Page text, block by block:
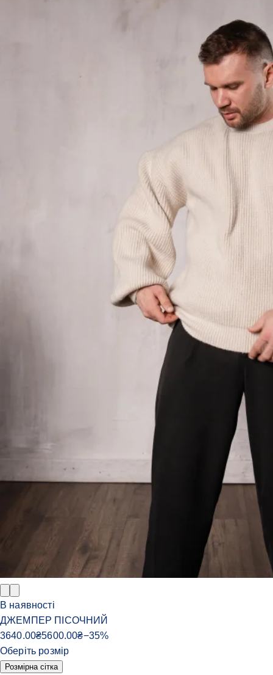
В наявності
ДЖЕМПЕР ПІСОЧНИЙ
3640.00₴5600.00₴−35%
Оберіть розмір
Розмірна сітка